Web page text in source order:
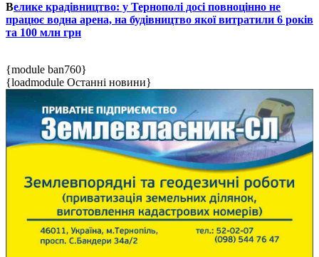
Велике крадівництво: у Тернополі досі повноцінно не
працює водна арена, на будівництво якої витратили 6 років
та 100 млн грн
{module ban760}
{loadmodule Останні новини}